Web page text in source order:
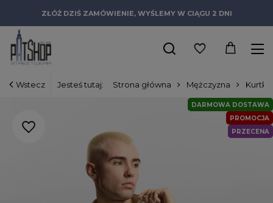
ZŁÓŻ DZIŚ ZAMÓWIENIE, WYŚLEMY W CIĄGU 2 DNI
Wstecz Jesteś tutaj: Strona główna Mężczyzna Kurtki
PROMOCJA
PRZECENA
DARMOWA DOSTAWA